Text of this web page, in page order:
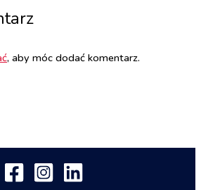
, aby móc dodać komentarz.